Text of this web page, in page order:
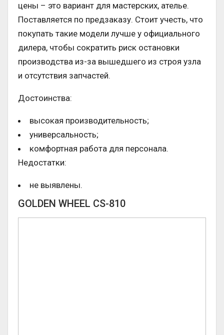
цены – это вариант для мастерских, ателье.
Поставляется по предзаказу. Стоит учесть, что
покупать такие модели лучше у официального
дилера, чтобы сократить риск остановки
производства из-за вышедшего из строя узла
и отсутствия запчастей.
Достоинства:
высокая производительность;
универсальность;
комфортная работа для персонала.
Недостатки:
не выявлены.
GOLDEN WHEEL CS-810